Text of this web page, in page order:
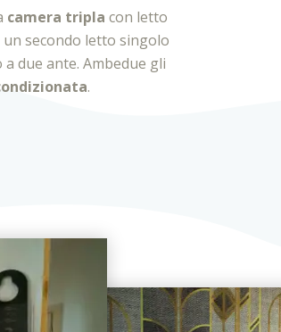
camera tripla con letto
secondo letto singolo
a due ante. Ambedue gli
.